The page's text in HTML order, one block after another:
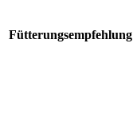
Fütterungsempfehlung